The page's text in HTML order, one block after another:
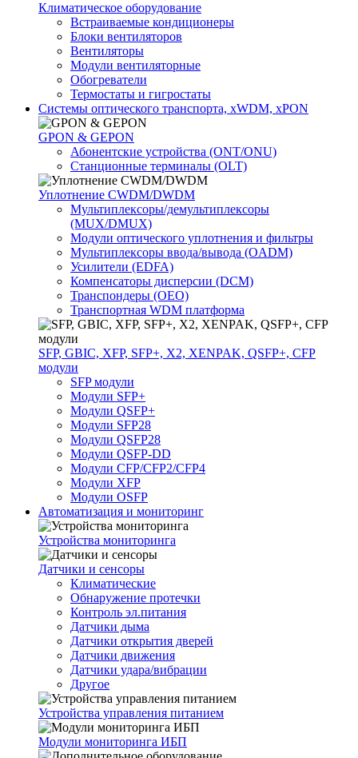
Климатичeское оборудование
Встраиваемые кондиционеры
Блоки вентиляторов
Вентиляторы
Модули вентиляторные
Обогреватели
Термостаты и гигростаты
Системы оптического транспорта, xWDM, xPON
GPON & GEPON
Абонентские устройства (ONT/ONU)
Станционные терминалы (OLT)
Уплотнение CWDM/DWDM
Мультиплексоры/демультиплексоры
(MUX/DMUX)
Модули оптического уплотнения и фильтры
Мультиплексоры ввода/вывода (OADM)
Усилители (EDFA)
Компенсаторы дисперсии (DCM)
Транспондеры (OEO)
Транспортная WDM платформа
SFP, GBIC, XFP, SFP+, X2, XENPAK, QSFP+, CFP
модули
SFP модули
Модули SFP+
Модули QSFP+
Модули SFP28
Модули QSFP28
Модули QSFP-DD
Модули CFP/CFP2/CFP4
Модули XFP
Модули OSFP
Автоматизация и мониторинг
Устройства мониторинга
Датчики и сенсоры
Климатические
Обнаружение протечки
Контроль эл.питания
Датчики дыма
Датчики открытия дверей
Датчики движения
Датчики удара/вибрации
Другое
Устройства управления питанием
Модули мониторинга ИБП